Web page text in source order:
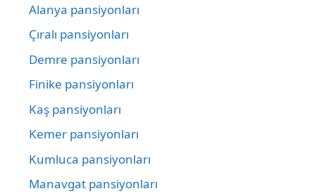
Alanya pansiyonları
Çıralı pansiyonları
Demre pansiyonları
Finike pansiyonları
Kaş pansiyonları
Kemer pansiyonları
Kumluca pansiyonları
Manavgat pansiyonları